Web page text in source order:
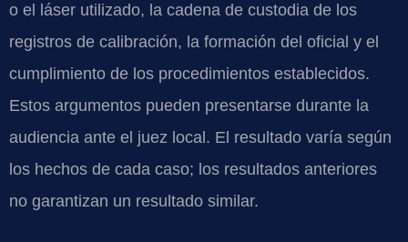
o el láser utilizado, la cadena de custodia de los
registros de calibración, la formación del oficial y el
cumplimiento de los procedimientos establecidos.
Estos argumentos pueden presentarse durante la
audiencia ante el juez local. El resultado varía según
los hechos de cada caso; los resultados anteriores
no garantizan un resultado similar.